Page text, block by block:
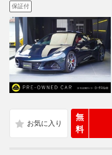
保証付
無
料